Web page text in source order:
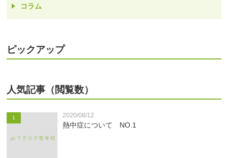
コラム
ピックアップ
人気記事（閲覧数）
1 2020/08/12
熱中症について NO.1